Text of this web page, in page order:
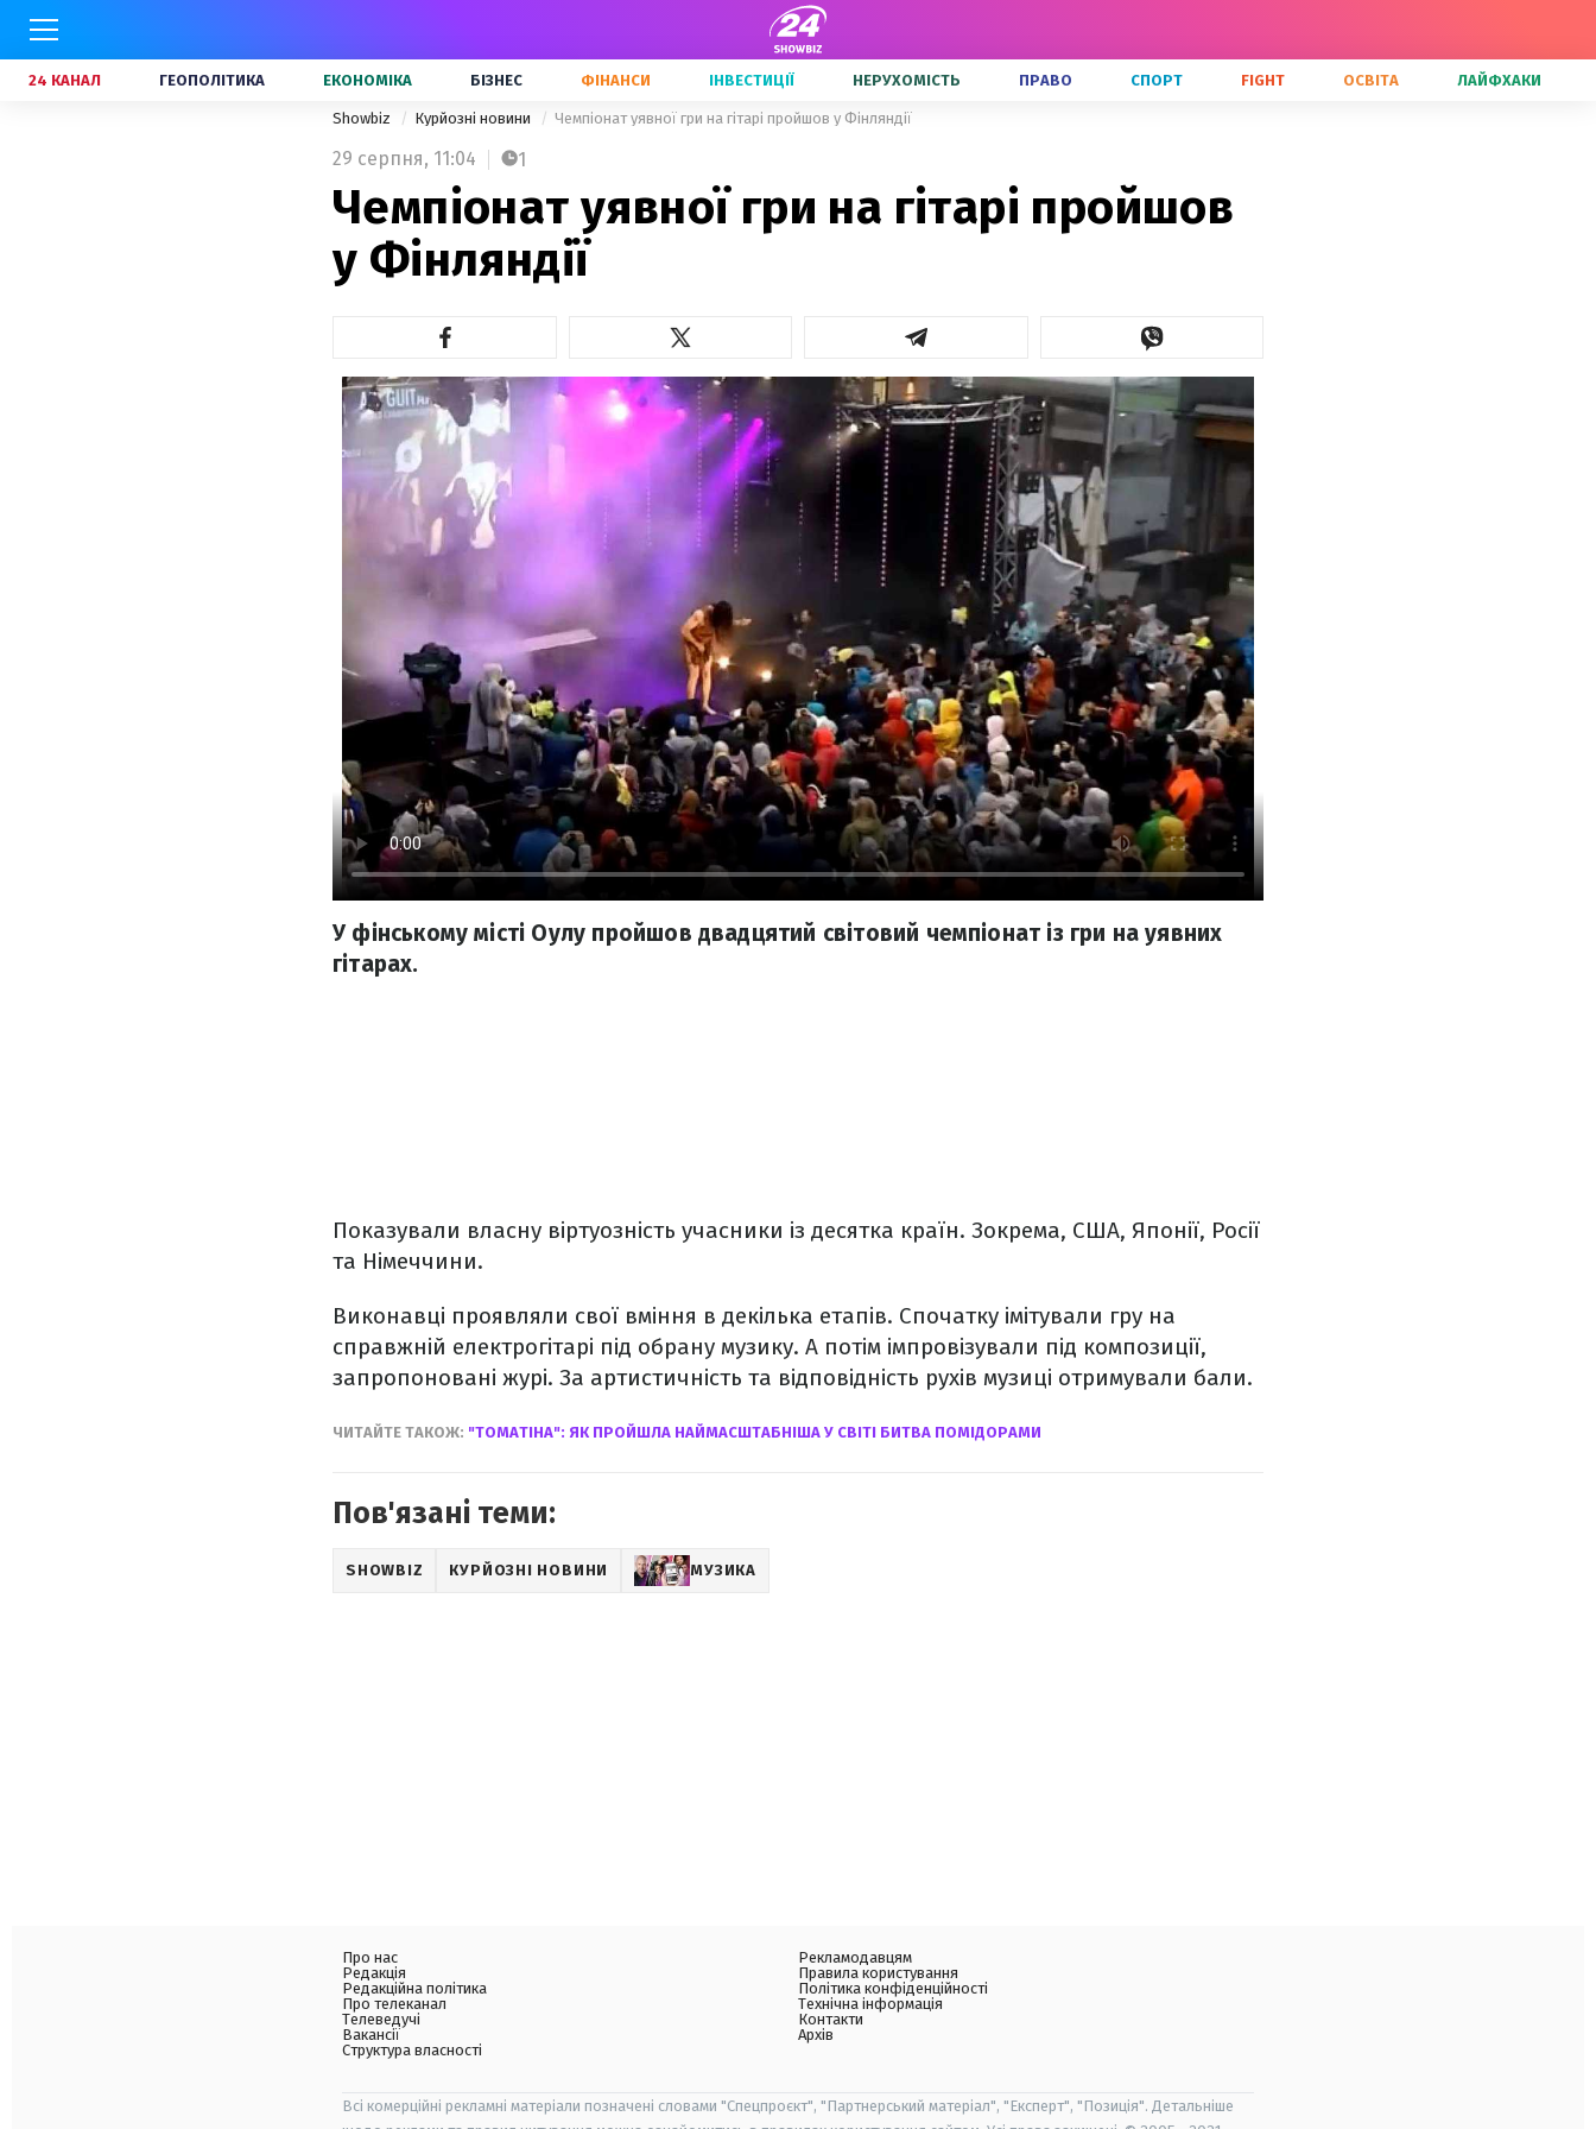
24 КАНАЛ ГЕОПОЛІТИКА ЕКОНОМІКА БІЗНЕС ФІНАНСИ ІНВЕСТИЦІЇ НЕРУХОМІСТЬ ПРАВО СПОРТ FIGHT ОСВІТА ЛАЙФХАКИ
Showbiz Курйозні новини Чемпіонат уявної гри на гітарі пройшов у Фінляндії
29 серпня, 11:04 1
Чемпіонат уявної гри на гітарі пройшов
у Фінляндії
У фінському місті Оулу пройшов двадцятий світовий чемпіонат із гри на уявних
гітарах.
Показували власну віртуозність учасники із десятка країн. Зокрема, США, Японії, Росії
та Німеччини.
Виконавці проявляли свої вміння в декілька етапів. Спочатку імітували гру на
справжній електрогітарі під обрану музику. А потім імпровізували під композиції,
запропоновані журі. За артистичність та відповідність рухів музиці отримували бали.
ЧИТАЙТЕ ТАКОЖ: "ТОМАТІНА": ЯК ПРОЙШЛА НАЙМАСШТАБНІША У СВІТІ БИТВА ПОМІДОРАМИ
Пов'язані теми:
SHOWBIZ КУРЙОЗНІ НОВИНИ МУЗИКА
Про нас
Редакція
Редакційна політика
Про телеканал
Телеведучі
Вакансії
Структура власності
Рекламодавцям
Правила користування
Політика конфіденційності
Технічна інформація
Контакти
Архів
Всі комерційні рекламні матеріали позначені словами "Спецпроєкт", "Партнерський матеріал", "Експерт", "Позиція". Детальніше